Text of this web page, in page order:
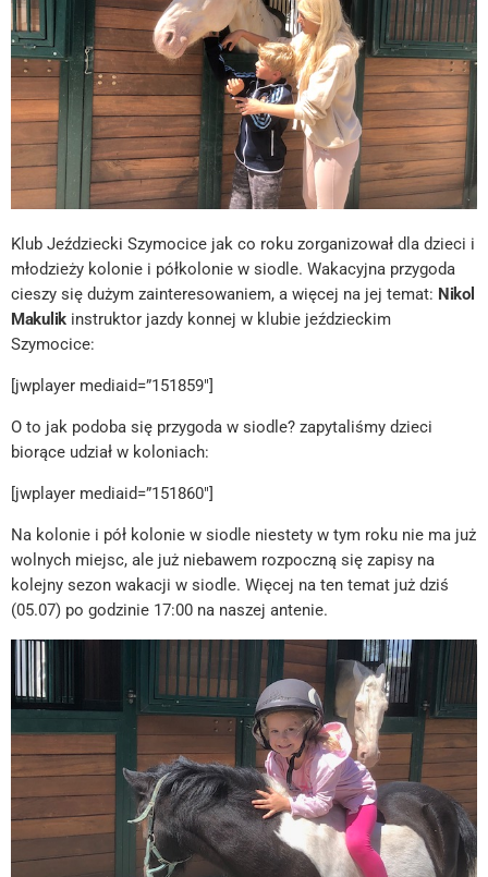
Klub Jeździecki Szymocice jak co roku zorganizował dla dzieci i
młodzieży kolonie i półkolonie w siodle. Wakacyjna przygoda
cieszy się dużym zainteresowaniem, a więcej na jej temat: Nikol
Makulikinstruktor jazdy konnej w klubie jeździeckim
Szymocice:
[jwplayer mediaid=”151859″]
O to jak podoba się przygoda w siodle? zapytaliśmy dzieci
biorące udział w koloniach:
[jwplayer mediaid=”151860″]
Na kolonie i pół kolonie w siodle niestety w tym roku nie ma już
wolnych miejsc, ale już niebawem rozpoczną się zapisy na
kolejny sezon wakacji w siodle. Więcej na ten temat już dziś
(05.07) po godzinie 17:00 na naszej antenie.